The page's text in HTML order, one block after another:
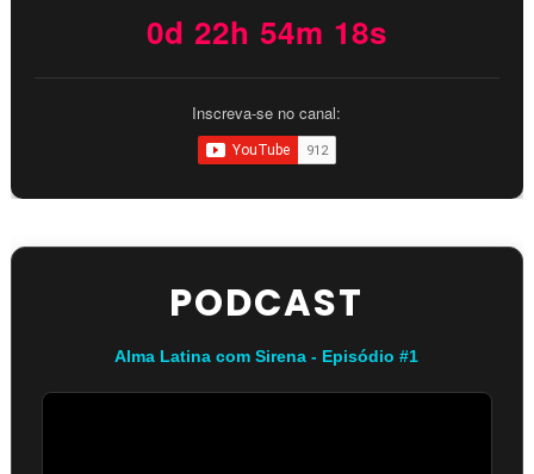
0d 22h 54m 17s
Inscreva-se no canal:
PODCAST
Alma Latina com Sirena - Episódio #1